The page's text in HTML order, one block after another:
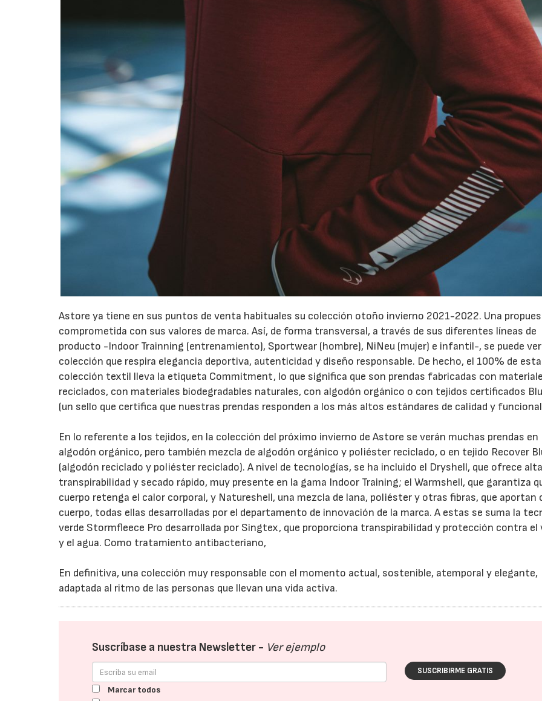
Astore ya tiene en sus puntos de venta habituales su colección otoño invierno 2021-2022. Una
comprometida con sus valores de marca.Así, de forma transversal, a través de sus diferentes líneas de
producto -Indoor Trainning (entrenamiento), Sportwear (hombre), NiNeu (mujer) e infantil-, se puede
colección que respira elegancia deportiva, autenticidad y diseño responsable. De hecho, el 100% de esta
colección textil lleva la etiqueta Commitment, lo que significa que son prendas fabricadas con
reciclados, con materiales biodegradables naturales, con algodón orgánico o con tejidos certificados
(un sello que certifica que nuestras prendas responden a los más altos estándares de calidad y
En lo referente a los tejidos, en la colección del próximo invierno de Astore se verán muchas prendas en
algodón orgánico, pero también mezcla de algodón orgánico y poliéster reciclado, o en tejido Recover
(algodón reciclado y poliéster reciclado).A nivel de tecnologías, se ha incluido el Dryshell, que ofrece
transpirabilidad y secado rápido, muy presente en la gama Indoor Training; el Warmshell, que garantiza
cuerpo retenga el calor corporal, y Natureshell, una mezcla de lana, poliéster y otras fibras, que aportan
cuerpo, todas ellas desarrolladas por el departamento de innovación de la marca.A estas se suma la
verde Stormfleece Pro desarrollada por Singtex, que proporciona transpirabilidad y protección contra
y el agua. Como tratamiento antibacteriano,
En definitiva, una colección muy responsable con el momento actual, sostenible, atemporal y elegante,
adaptada al ritmo de las personas que llevan una vida activa.
Suscríbase a nuestra Newsletter - Ver ejemplo
SUSCRIBIRME GRATIS
Marcar todos